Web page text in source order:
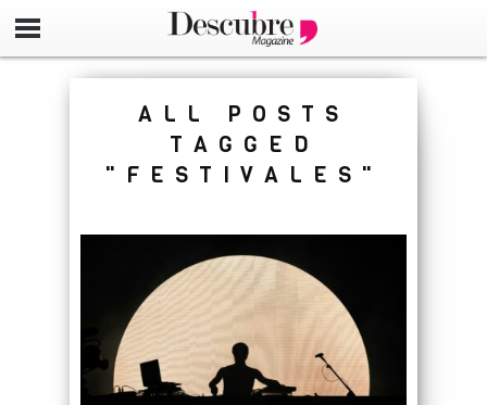
google-site-
ALL POSTS
TAGGED
"FESTIVALES"